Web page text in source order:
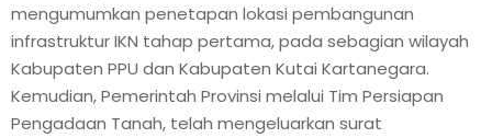
mengumumkan penetapan lokasi pembangunan
infrastruktur IKN tahap pertama, pada sebagian wilayah
Kabupaten PPU dan Kabupaten Kutai Kartanegara.
Kemudian, Pemerintah Provinsi melalui Tim Persiapan
Pengadaan Tanah, telah mengeluarkan surat